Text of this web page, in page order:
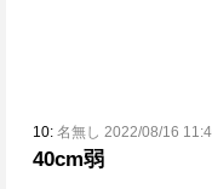
10: 名無し 2022/08/16
40cm弱